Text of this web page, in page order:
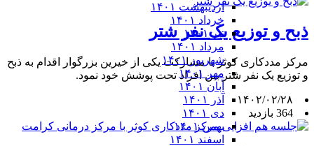
اردیبهشت ۱۴۰۱
خرداد ۱۴۰۱
تیر ۱۴۰۱
مرداد ۱۴۰۱
شهریور ۱۴۰۱
مهر ۱۴۰۱
آبان ۱۴۰۱
آذر ۱۴۰۱
دی ۱۴۰۱
بهمن ۱۴۰۱
اسفند ۱۴۰۱
ذبح و توزیع یک نفر شتر
مرکز مددکاری کوثر با مشارکت یکی از خیرین بزرگوار اقدام به ذبح
و توزیع یک نفر شتر بین افراد تحت پوشش خود نمود.
۱۴۰۲/۰۲/۲۸
364 بازدید